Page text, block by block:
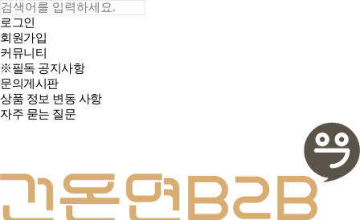
로그인
회원가입
커뮤니티
※필독 공지사항
문의게시판
상품 정보 변동 사항
자주 묻는 질문